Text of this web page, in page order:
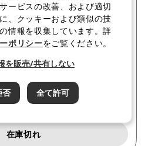
トでお得！5％OFF
ンド毎日アマニ油」 ９０ｇ鮮度
ル×6本ギフトセット
しく見る
在庫切れ
ービスの改善、および適切
、クッキーおよび類似の技
情報を収集しています。詳
ポリシーをご覧ください。
を販売/共有しない
否 全て許可